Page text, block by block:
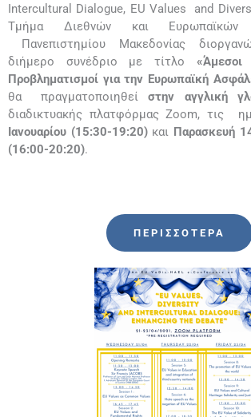
Intercultural Dialogue, EU Values and
Τμήμα Διεθνών και
Πανεπιστημίου Μακεδονίας
διήμερο συνέδριο με τίτλο «Άμεσοι
Προβληματισμοί για την Ευρωπαϊκή
θα πραγματοποιηθείστην αγγλική
διαδικτυακής πλατφόρμας Zoom, τις
Ιανουαρίου (15:30-19:20) και Παρασκευή
(16:00-20:20).
ΠΕΡΙΣΣΌΤΕΡΑ